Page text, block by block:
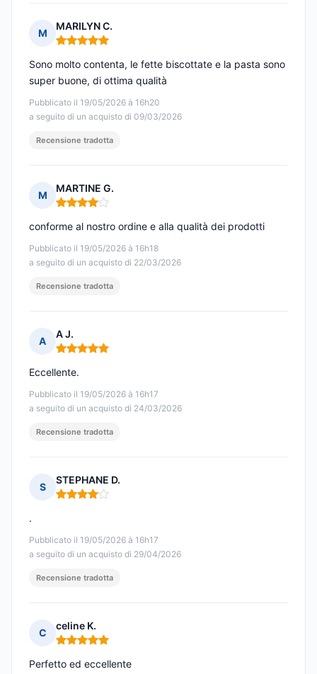
M
MARILYN C.
Nota: 5 su 5
Pubblicato il 19/05/2026 à 16h20
a seguito di un acquisto di 09/03/2026
Sono molto contenta, le fette biscottate e la pasta sono
super buone, di ottima qualità
Recensione tradotta
M
MARTINE G.
Nota: 4 su 5
Pubblicato il 19/05/2026 à 16h18
a seguito di un acquisto di 22/03/2026
conforme al nostro ordine e alla qualità dei prodotti
Recensione tradotta
A
A J.
Nota: 5 su 5
Pubblicato il 19/05/2026 à 16h17
a seguito di un acquisto di 24/03/2026
Eccellente.
Recensione tradotta
S
STEPHANE D.
Nota: 4 su 5
Pubblicato il 19/05/2026 à 16h17
a seguito di un acquisto di 29/04/2026
.
Recensione tradotta
C
celine K.
Nota: 5 su 5
Perfetto ed eccellente